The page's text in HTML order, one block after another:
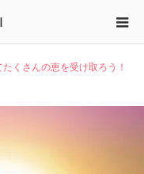
くさんの恵を受け取ろう！